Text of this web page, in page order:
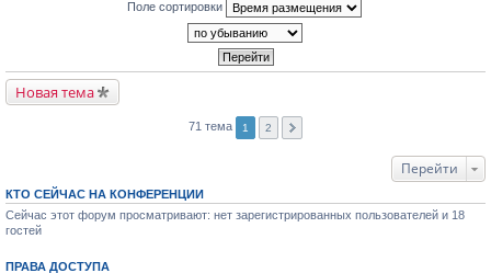
Поле сортировки
Новая тема
71 тема 1 2
Перейти
КТО СЕЙЧАС НА КОНФЕРЕНЦИИ
Сейчас этот форум просматривают: нет зарегистрированных пользователей и 18
гостей
ПРАВА ДОСТУПА